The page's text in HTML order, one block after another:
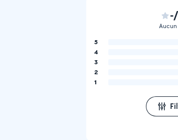
Aucun
5
4
3
2
1